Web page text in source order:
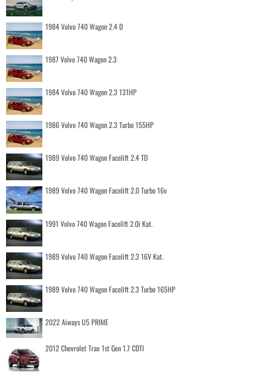
1984 Volvo 740 Wagon 2.4 D
1987 Volvo 740 Wagon 2.3
1984 Volvo 740 Wagon 2.3 131HP
1986 Volvo 740 Wagon 2.3 Turbo 155HP
1989 Volvo 740 Wagon Facelift 2.4 TD
1989 Volvo 740 Wagon Facelift 2.0 Turbo 16v
1991 Volvo 740 Wagon Facelift 2.0i Kat.
1989 Volvo 740 Wagon Facelift 2.3 16V Kat.
1989 Volvo 740 Wagon Facelift 2.3 Turbo 165HP
2022 Aiways U5 PRIME
2012 Chevrolet Trax 1st Gen 1.7 CDTI